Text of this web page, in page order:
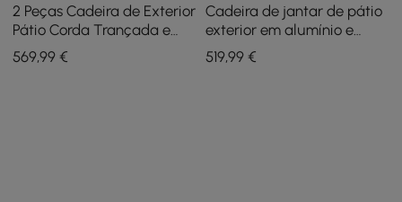
2 Peças Cadeira de Exterior
Pátio Corda Trançada e
Alumínio 97 cm Banquetas
de Bar com Encosto
569,99 €
Cadeira de jantar de pátio
exterior em alumínio e
cordas Mid Century
Modern, cinza, de 2 peças
519,99€